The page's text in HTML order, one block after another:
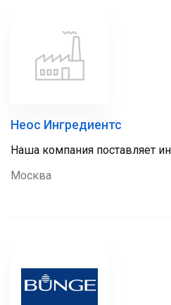
Неос Ингредиентс
Наша компания поставляет
Москва